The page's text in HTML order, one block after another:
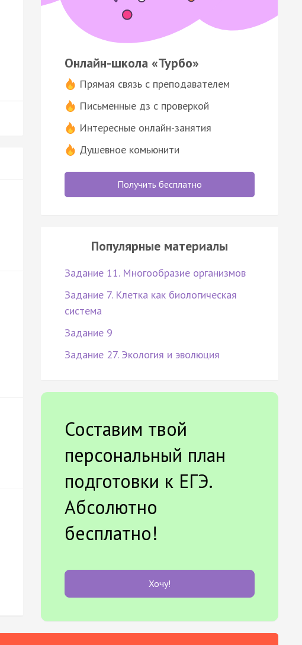
Онлайн-школа «Турбо»
Прямая связь с преподавателем
Письменные дз с проверкой
Интересные онлайн-занятия
Душевное комьюнити
Получить бесплатно
Популярные материалы
Задание 11. Многообразие организмов
Задание 7. Клетка как биологическая
система
Задание 9
Задание 27. Экология и эволюция
Составим твой
персональный план
подготовки к ЕГЭ.
Абсолютно
бесплатно!
Хочу!